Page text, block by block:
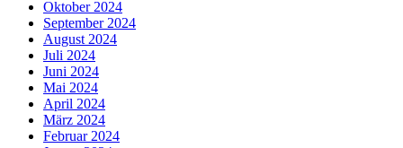
Oktober 2024
September 2024
August 2024
Juli 2024
Juni 2024
Mai 2024
April 2024
März 2024
Februar 2024